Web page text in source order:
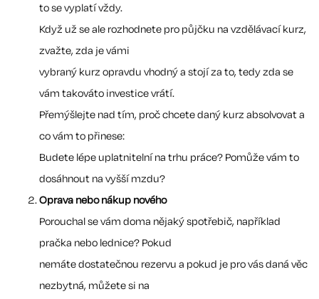
to se vyplatí vždy.
Když už se ale rozhodnete pro půjčku na vzdělávací kurz,
zvažte, zda je vámi
vybraný kurz opravdu vhodný a stojí za to, tedy zda se
vám takováto investice vrátí.
Přemýšlejte nad tím, proč chcete daný kurz absolvovat a
co vám to přinese:
Budete lépe uplatnitelní na trhu práce? Pomůže vám to
dosáhnout na vyšší mzdu?
Oprava nebo nákup nového
Porouchal se vám doma nějaký spotřebič, například
pračka nebo lednice? Pokud
nemáte dostatečnou rezervu a pokud je pro vás daná věc
nezbytná, můžete si na